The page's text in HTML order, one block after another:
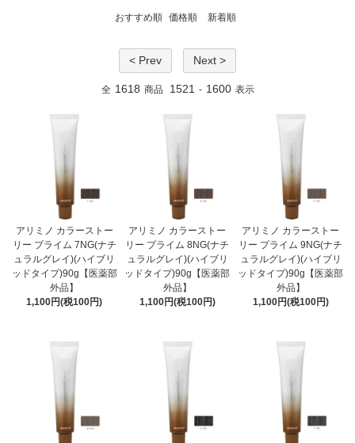
おすすめ順 価格順 新着順
< Prev Next >
全 1618 商品 1521 - 1600 表示
アリミノ カラーストー
リー プライム 7NG(ナチ
ュラルグレイ)(ハイブリ
ッドタイプ)90g【医薬部
外品】
1,100円(税100円)
アリミノ カラーストー
リー プライム 8NG(ナチ
ュラルグレイ)(ハイブリ
ッドタイプ)90g【医薬部
外品】
1,100円(税100円)
アリミノ カラーストー
リー プライム 9NG(ナチ
ュラルグレイ)(ハイブリ
ッドタイプ)90g【医薬部
外品】
1,100円(税100円)